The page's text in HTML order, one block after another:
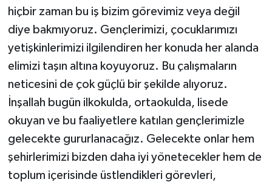
hiçbir zaman bu iş bizim görevimiz veya değil
diye bakmıyoruz. Gençlerimizi, çocuklarımızı
yetişkinlerimizi ilgilendiren her konuda her alanda
elimizi taşın altına koyuyoruz. Bu çalışmaların
neticesini de çok güçlü bir şekilde alıyoruz.
İnşallah bugün ilkokulda, ortaokulda, lisede
okuyan ve bu faaliyetlere katılan gençlerimizle
gelecekte gururlanacağız. Gelecekte onlar hem
şehirlerimizi bizden daha iyi yönetecekler hem de
toplum içerisinde üstlendikleri görevleri,